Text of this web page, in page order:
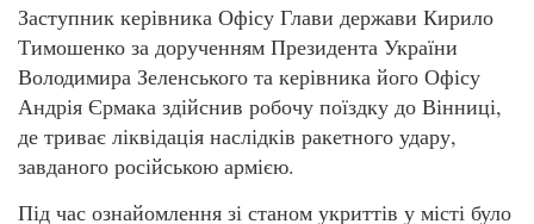
Заступник керівника Офісу Глави держави Кирило
Тимошенко за дорученням Президента України
Володимира Зеленського та керівника його Офісу
Андрія Єрмака здійснив робочу поїздку до Вінниці,
де триває ліквідація наслідків ракетного удару,
завданого російською армією.
Під час ознайомлення зі станом укриттів у місті було